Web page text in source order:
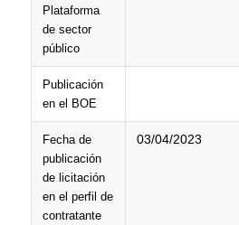
Plataforma
de sector
público
Publicación
en el BOE
Fecha de
publicación
de licitación
en el perfil de
contratante
03/04/2023